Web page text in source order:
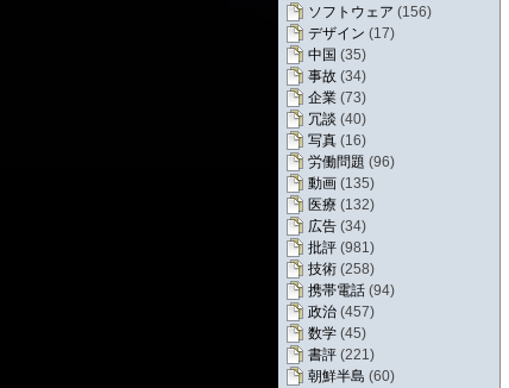
ソフトウェア (156)
デザイン (17)
中国 (35)
事故 (34)
企業 (73)
冗談 (40)
写真 (16)
労働問題 (96)
動画 (135)
医療 (132)
広告 (34)
批評 (981)
技術 (258)
携帯電話 (94)
政治 (457)
数学 (45)
書評 (221)
朝鮮半島 (60)